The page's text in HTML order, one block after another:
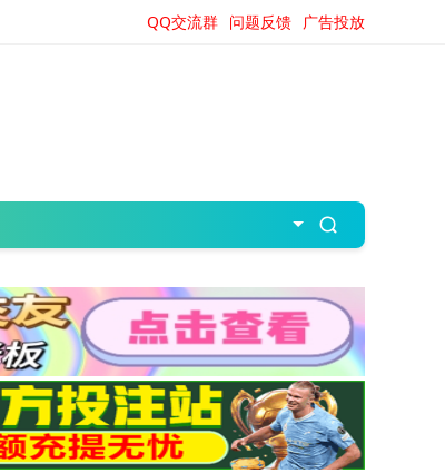
广告投放
问题反馈
QQ交流群